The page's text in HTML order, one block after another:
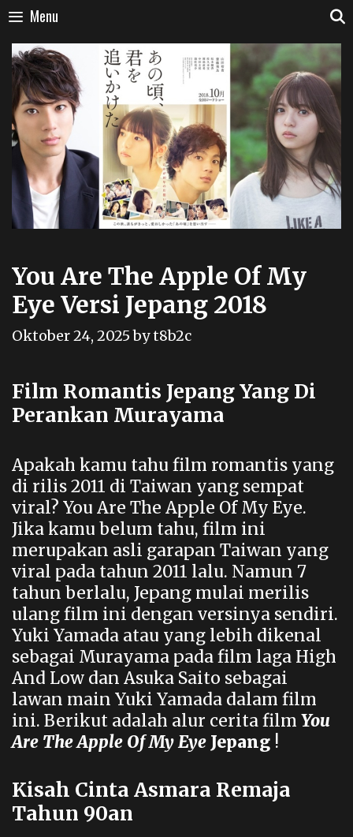
Skip
content
Menu
You Are The Apple Of My
Eye Versi Jepang 2018
Oktober 24, 2025 byt8b2c
Film Romantis Jepang Yang Di
Perankan Murayama
Apakah kamu tahu film romantis yang
di rilis 2011 di Taiwan yang sempat
viral? You Are The Apple Of My Eye.
Jika kamu belum tahu, film ini
merupakan asli garapan Taiwan yang
viral pada tahun 2011 lalu. Namun 7
tahun berlalu, Jepang mulai merilis
ulang film ini dengan versinya sendiri.
Yuki Yamada atau yang lebih dikenal
sebagai Murayama pada film laga High
And Low dan Asuka Saito sebagai
lawan main Yuki Yamada dalam film
ini. Berikut adalah alur cerita film You
Are The Apple Of My Eye Jepang !
Kisah Cinta Asmara Remaja
Tahun 90an